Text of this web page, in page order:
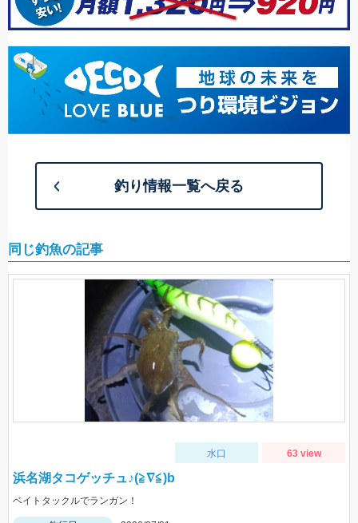
釣り情報一覧へ戻る
同じ釣魚の記事
水口 63 view
浜名湖タコゲッチュ♪(≧∇≦)b
ベイトタックルでランガン！